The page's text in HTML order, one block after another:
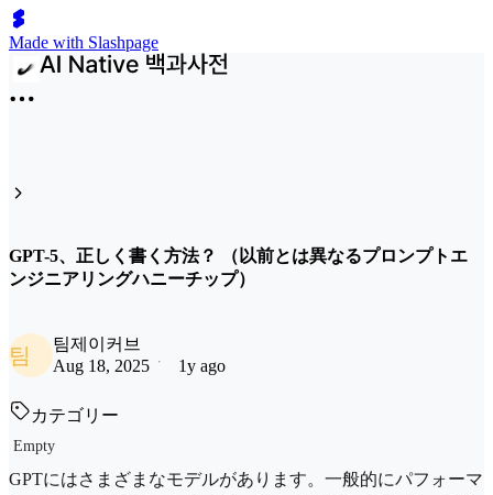
Made with Slashpage
GPT-5、正しく書く方法？ （以前とは異なるプロンプトエ
ンジニアリングハニーチップ）
팀
팀제이커브
Aug 18, 2025
1y ago
カテゴリー
Empty
GPTにはさまざまなモデルがあります。一般的にパフォーマ